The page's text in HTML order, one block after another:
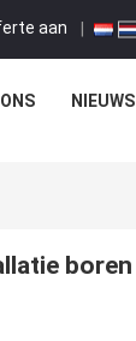
aan |
NIEUWS
boren